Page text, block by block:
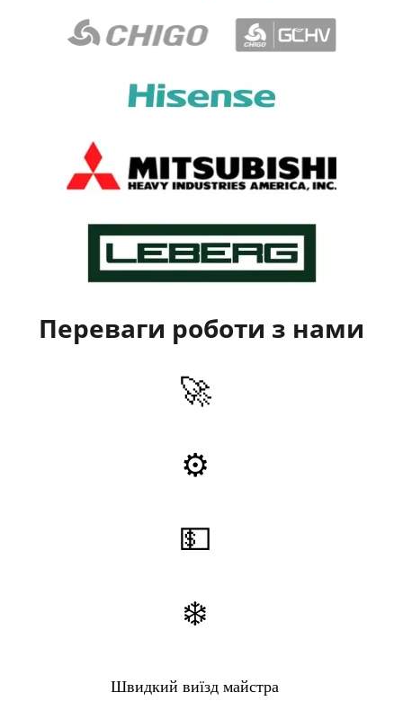
Переваги роботи з нами
🚀
⚙️
💵
❄️
Швидкий виїзд майстра